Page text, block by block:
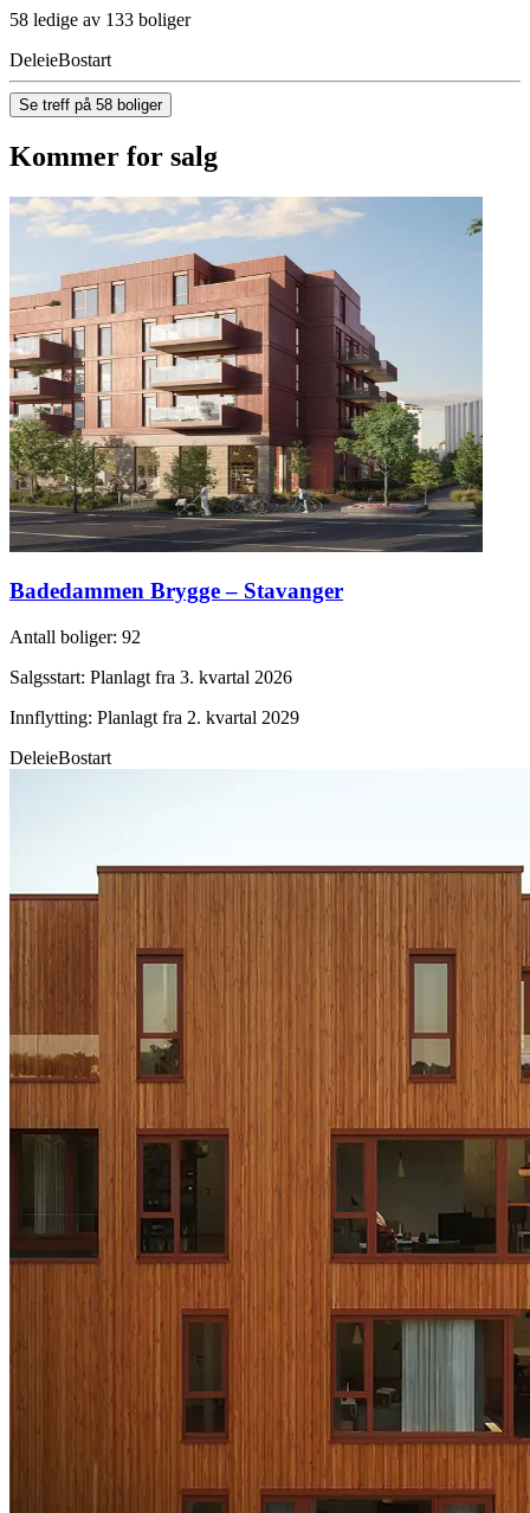
58 ledige av 133 boliger
DeleieBostart
Se treff på 58 boliger
Kommer for salg
Badedammen Brygge – Stavanger
Antall boliger: 92
Salgsstart: Planlagt fra 3. kvartal 2026
Innflytting: Planlagt fra 2. kvartal 2029
DeleieBostart